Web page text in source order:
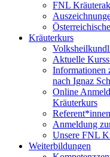
FNL
Kräuterkurs
Aktuelle
Informationen
nach Ignaz
Online
Kräuterkurs
Anmeldung
Unsere FNL
Weiterbildungen